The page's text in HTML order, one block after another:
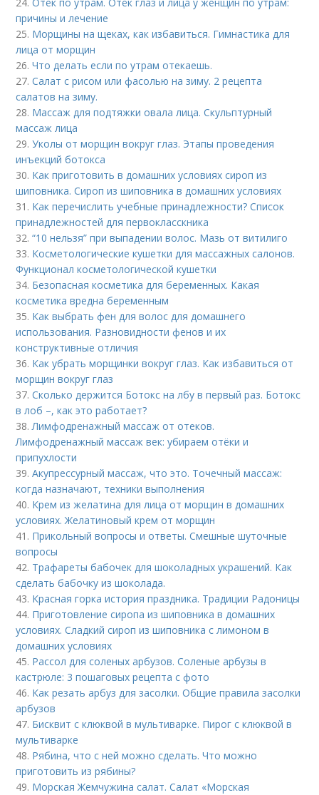
причины и лечение
25. Морщины на щеках, как избавиться. Гимнастика для
лица от морщин
26.Что делать если по утрам отекаешь.
27.Салат с рисом или фасолью на зиму. 2 рецепта
салатов на зиму.
28. Массаж для подтяжки овала лица. Скульптурный
массаж лица
29.Уколы от морщин вокруг глаз. Этапы проведения
инъекций ботокса
30. Как приготовить в домашних условиях сироп из
шиповника. Сироп из шиповника в домашних условиях
31. Как перечислить учебные принадлежности? Список
принадлежностей для первокласскника
32.“10 нельзя” при выпадении волос. Мазь от витилиго
33. Косметологические кушетки для массажных салонов.
Функционал косметологической кушетки
34. Безопасная косметика для беременных. Какая
косметика вредна беременным
35. Как выбрать фен для волос для домашнего
использования. Разновидности фенов и их
конструктивные отличия
36. Как убрать морщинки вокруг глаз. Как избавиться от
морщин вокруг глаз
37.Сколько держится Ботокс на лбу в первый раз. Ботокс
в лоб –, как это работает?
38.Лимфодренажный массаж от отеков.
Лимфодренажный массаж век: убираем отёки и
припухлости
39.Акупрессурный массаж, что это. Точечный массаж:
когда назначают, техники выполнения
40. Крем из желатина для лица от морщин в домашних
условиях. Желатиновый крем от морщин
41. Прикольный вопросы и ответы. Смешные шуточные
вопросы
42. Трафареты бабочек для шоколадных украшений. Как
сделать бабочку из шоколада.
43. Красная горка история праздника. Традиции Радоницы
44. Приготовление сиропа из шиповника в домашних
условиях. Сладкий сироп из шиповника с лимоном в
домашних условиях
45. Рассол для соленых арбузов. Соленые арбузы в
кастрюле: 3 пошаговых рецепта с фото
46. Как резать арбуз для засолки. Общие правила засолки
арбузов
47. Бисквит с клюквой в мультиварке. Пирог с клюквой в
мультиварке
48. Рябина, что с ней можно сделать. Что можно
приготовить из рябины?
49. Морская Жемчужина салат. Салат «Морская